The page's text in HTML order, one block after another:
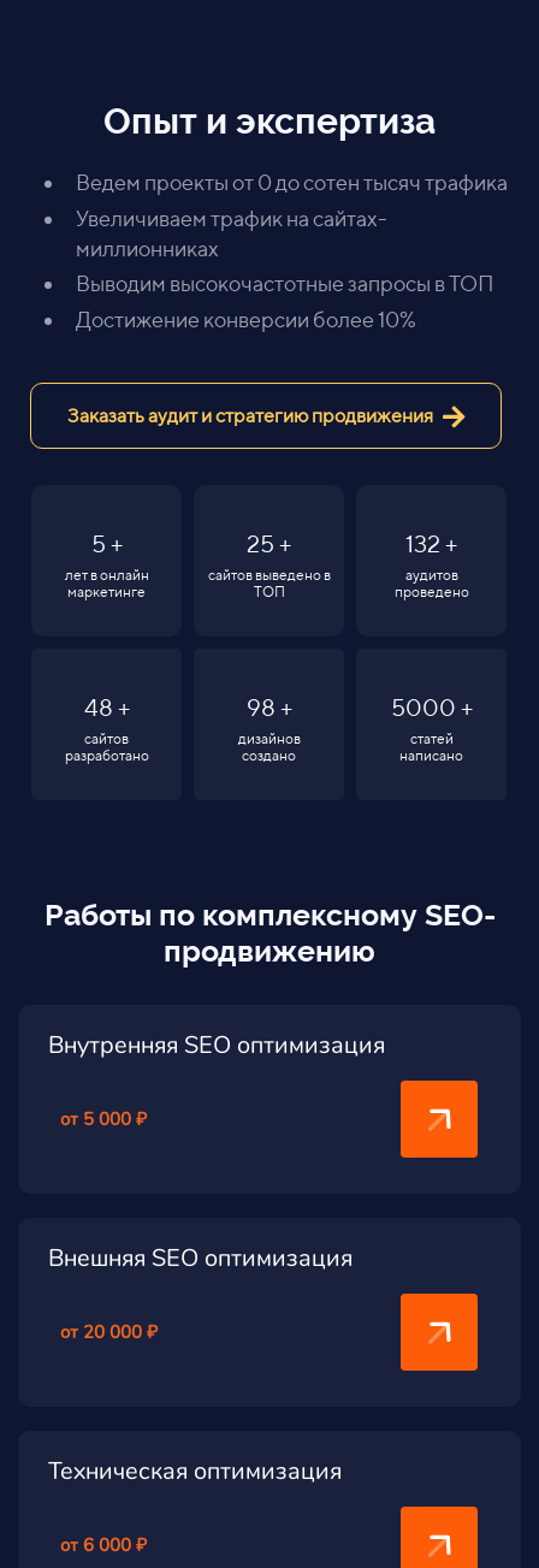
Опыт и экспертиза
Ведем проекты от 0 до сотен тысяч трафика
Увеличиваем трафик на сайтах-
миллионниках
Выводим высокочастотные запросы в ТОП
Достижение конверсии более 10%
Заказать аудит и стратегию продвижения
5 +
лет в онлайн
маркетинге
25 +
сайтов выведено в
ТОП
132 +
аудитов
проведено
48 +
сайтов
разработано
98 +
дизайнов
создано
5000 +
статей
написано
Работы по комплексному SEO-
продвижению
Внутренняя SEO оптимизация
от 5 000 ₽
Внешняя SEO оптимизация
от 20 000 ₽
Техническая оптимизация
от 6 000 ₽